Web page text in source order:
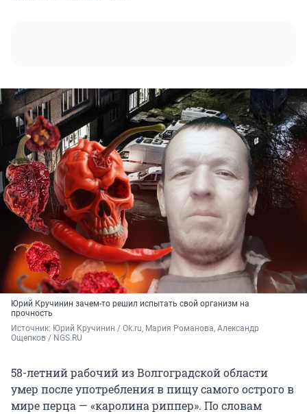
Юрий Кручинин зачем-то решил испытать свой организм на
прочность
Источник: Юрий Кручинин / Ok.ru, Мария Романова, Александр
Ощепков / NGS.RU
58-летний рабочий из Волгоградской области
умер после употребления в пищу самого острого в
мире перца — «каролина риппер». По словам